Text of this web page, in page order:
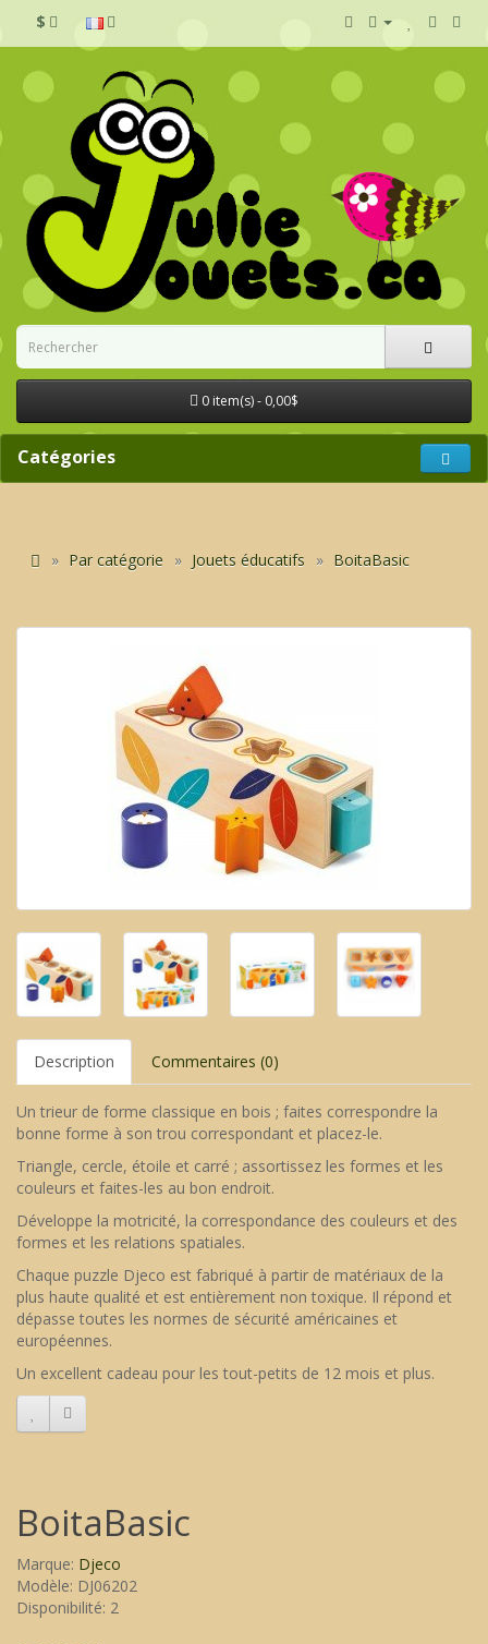
$
0 item(s) - 0,00$
Catégories
Par catégorie Jouets éducatifs BoitaBasic
Description Commentaires (0)
Un trieur de forme classique en bois ; faites correspondre la
bonne forme à son trou correspondant et placez-le.
Triangle, cercle, étoile et carré ; assortissez les formes et les
couleurs et faites-les au bon endroit.
Développe la motricité, la correspondance des couleurs et des
formes et les relations spatiales.
Chaque puzzle Djeco est fabriqué à partir de matériaux de la
plus haute qualité et est entièrement non toxique. Il répond et
dépasse toutes les normes de sécurité américaines et
européennes.
Un excellent cadeau pour les tout-petits de 12 mois et plus.
BoitaBasic
Marque: Djeco
Modèle: DJ06202
Disponibilité: 2